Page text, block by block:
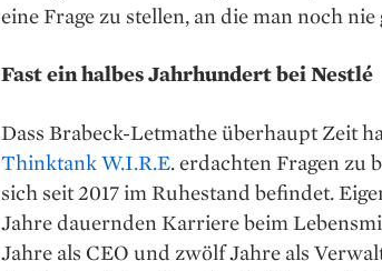
eine Frage zu stellen, an die man noch nie
Fast ein halbes Jahrhundert bei Nestlé
Dass Brabeck-Letmathe überhaupt Zeit
Thinktank W.I.R.E. erdachten Fragen zu
sich seit 2017 im Ruhestand befindet.
Jahre dauernden Karriere beim
Jahre als CEO und zwölf Jahre als